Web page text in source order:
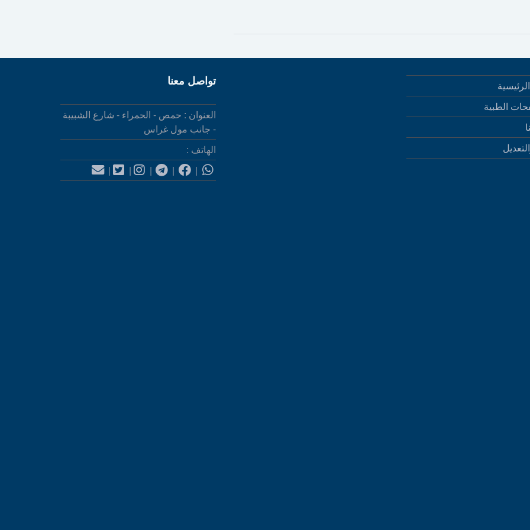
الطبية
تواصل معنا
العنوان : حمص - الحمراء - شارع الشبيبة
- جانب مول غراس
الهاتف :
|
|
|
|
|